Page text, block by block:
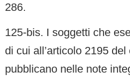
286.
125-bis. I soggetti che
di cui all’articolo 2195
pubblicano nelle note